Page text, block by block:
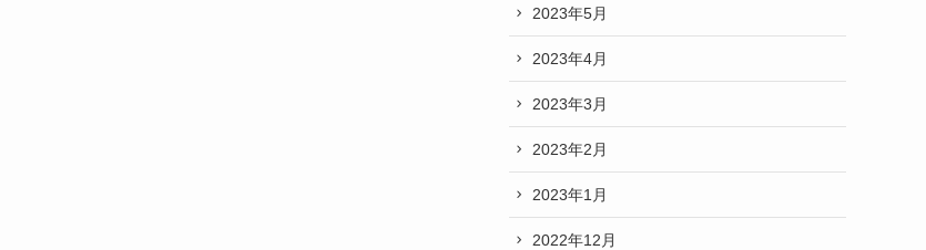
2023年5月
2023年4月
2023年3月
2023年2月
2023年1月
2022年12月